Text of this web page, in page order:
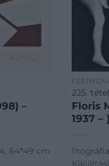
–
64*49 cm
225.
Floris
1937 –